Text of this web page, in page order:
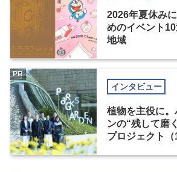
2026年夏休み
めのイベント
地域
インタビュー
植物を主役に
ンの“残して磨
プロジェクト（
PR